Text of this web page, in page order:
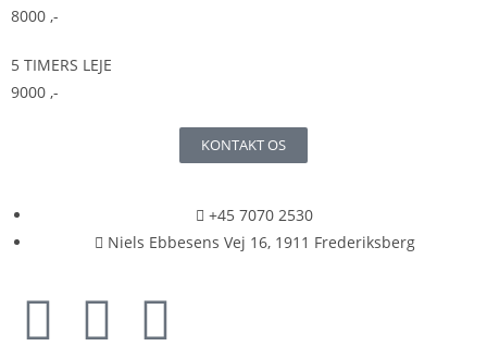
8000 ,-
5 TIMERS LEJE
9000 ,-
KONTAKT OS
+45 7070 2530
Niels Ebbesens Vej 16, 1911 Frederiksberg